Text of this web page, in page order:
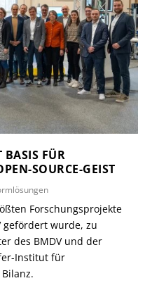
BASIS FÜR
SOURCE-GEIST
Forschungsprojekte
gefördert wurde, zu
des BMDV und der
Institut für